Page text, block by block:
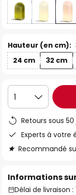
Hauteur (en cm):
24 cm
32 cm
1
Retours sous 50
Experts à votre
Recommandé
Informations
Délai de livraison